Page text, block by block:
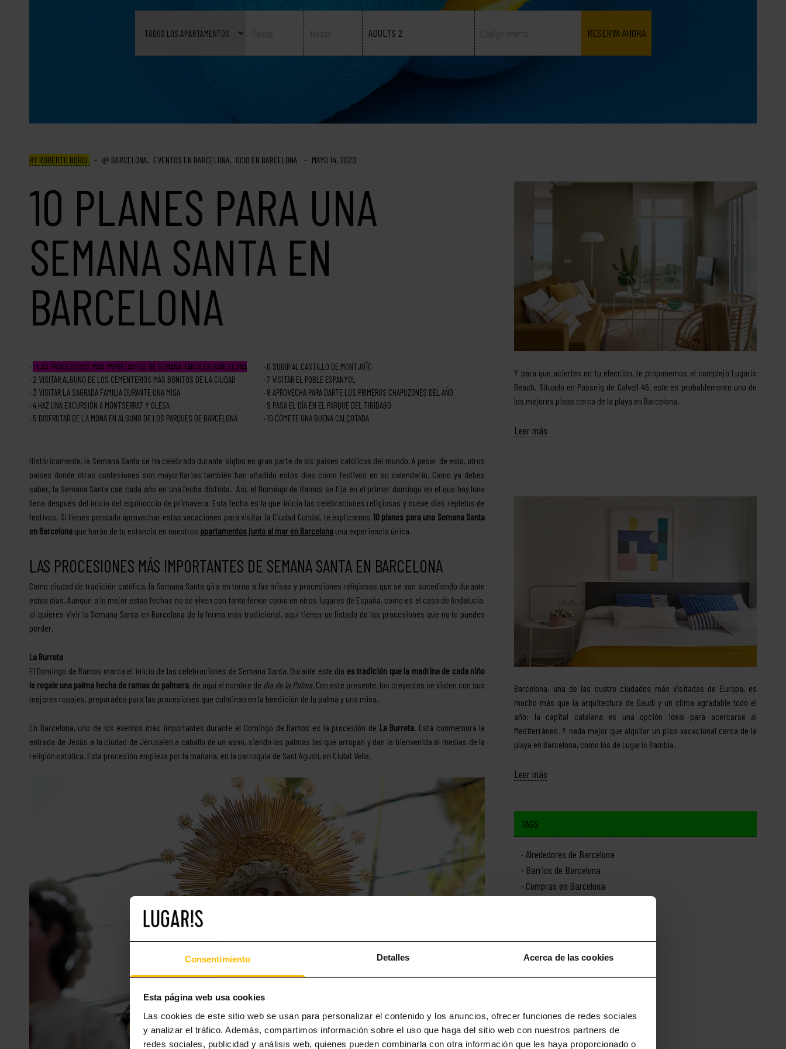
Consentimiento Detalles Acerca de las cookies
Esta página web usa cookies
Las cookies de este sitio web se usan para personalizar el contenido y los anuncios, ofrecer funciones de redes sociales
y analizar el tráfico. Además, compartimos información sobre el uso que haga del sitio web con nuestros partners de
redes sociales, publicidad y análisis web, quienes pueden combinarla con otra información que les haya proporcionado o
ADULTS 2
BY ROBERTO BORDI BARCELONA EVENTOS EN BARCELONA OCIO EN BARCELONA MAYO 14, 2020
10 PLANES PARA UNA
SEMANA SANTA EN
BARCELONA
1 LAS PROCESIONES MÁS IMPORTANTES DE SEMANA SANTA EN BARCELONA
2 VISITAR ALGUNO DE LOS CEMENTERIOS MÁS BONITOS DE LA CIUDAD
3 VISITAR LA SAGRADA FAMILIA DURANTE UNA MISA
4 HAZ UNA EXCURSIÓN A MONTSERRAT Y OLESA
5 DISFRUTAR DE LA MONA EN ALGUNO DE LOS PARQUES DE BARCELONA
6 SUBIR AL CASTILLO DE MONTJUÏC
7 VISITAR EL POBLE ESPANYOL
8 APROVECHA PARA DARTE LOS PRIMEROS CHAPUZONES DEL AÑO
9 PASA EL DÍA EN EL PARQUE DEL TIBIDABO
10 CÓMETE UNA BUENA CALÇOTADA
Históricamente, la Semana Santa se ha celebrado durante siglos en gran parte de los países católicos del mundo. A pesar de esto, otros
países donde otras confesiones son mayoritarias también han añadido estos días como festivos en su calendario. Como ya debes
saber, la Semana Santa cae cada año en una fecha distinta. Así, el Domingo de Ramos se fija en el primer domingo en el que hay luna
llena después del inicio del equinoccio de primavera. Esta fecha es la que inicia las celebraciones religiosas y nueve días repletos de
festivos. Si tienes pensado aprovechar estas vacaciones para visitar la Ciudad Condal, te explicamos 10 planes para una Semana Santa
en Barcelona que harán de tu estancia en nuestros apartamentos junto al mar en Barcelona una experiencia única.
LAS PROCESIONES MÁS IMPORTANTES DE SEMANA SANTA EN BARCELONA
Como ciudad de tradición católica, la Semana Santa gira en torno a las misas y procesiones religiosas que se van sucediendo durante
estos días. Aunque a lo mejor estas fechas no se viven con tanto fervor como en otros lugares de España, como es el caso de Andalucía,
si quieres vivir la Semana Santa en Barcelona de la forma más tradicional, aquí tienes un listado de las procesiones que no te puedes
perder.
La Burreta
El Domingo de Ramos marca el inicio de las celebraciones de Semana Santa. Durante este día es tradición que la madrina de cada niño
le regale una palma hecha de ramas de palmera, de aquí el nombre de día de la Palma. Con este presente, los creyentes se visten con sus
mejores ropajes, preparados para las procesiones que culminan en la bendición de la palma y una misa.
En Barcelona, uno de los eventos más importantes durante el Domingo de Ramos es la procesión de La Burreta. Esta conmemora la
entrada de Jesús a la ciudad de Jerusalén a caballo de un asno, siendo las palmas las que arropan y dan la bienvenida al mesías de la
religión católica. Esta procesión empieza por la mañana, en la parroquia de Sant Agustí, en Ciutat Vella.
Y para que aciertes en tu elección, te proponemos el complejo Lugaris
Beach. Situado en Passeig de Calvell 45, este es probablemente uno de
los mejores pisos cerca de la playa en Barcelona.
Leer más
Barcelona, una de las cuatro ciudades más visitadas de Europa, es
mucho más que la arquitectura de Gaudí y un clima agradable todo el
año: la capital catalana es una opción ideal para acercarse al
Mediterráneo. Y nada mejor que alquilar un piso vacacional cerca de la
playa en Barcelona, como los de Lugaris Rambla.
Leer más
TAGS
Alrededores de Barcelona
Barrios de Barcelona
Compras en Barcelona
Historia de Barcelona
Monumentos de Barcelona
Novedades de Barcelona